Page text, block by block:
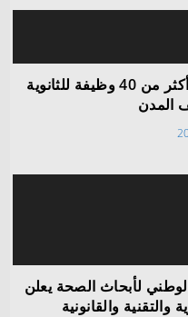
شركة أرامكو روان للحفر توفر أكثر من 40 وظيفة للثانوية
المدن
لأبحاث الصحة يعلن
والقانونية